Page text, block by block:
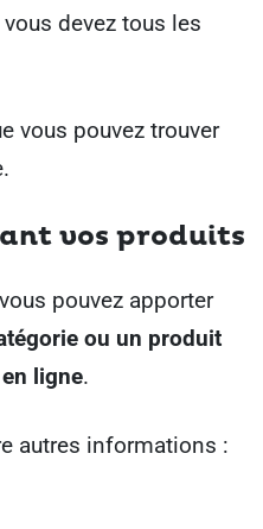
devez tous les
vous pouvez trouver
vos produits
pouvez apporter
ou un produit
ligne.
autres informations :